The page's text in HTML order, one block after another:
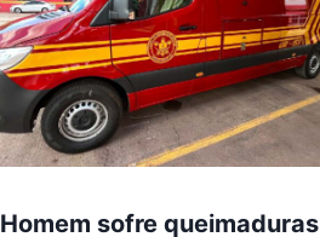
Homem sofre queimaduras